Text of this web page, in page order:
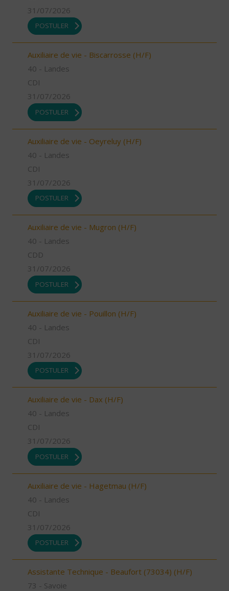
31/07/2026
POSTULER
Auxiliaire de vie - Biscarrosse (H/F)
40 - Landes
CDI
31/07/2026
POSTULER
Auxiliaire de vie - Oeyreluy (H/F)
40 - Landes
CDI
31/07/2026
POSTULER
Auxiliaire de vie - Mugron (H/F)
40 - Landes
CDD
31/07/2026
POSTULER
Auxiliaire de vie - Pouillon (H/F)
40 - Landes
CDI
31/07/2026
POSTULER
Auxiliaire de vie - Dax (H/F)
40 - Landes
CDI
31/07/2026
POSTULER
Auxiliaire de vie - Hagetmau (H/F)
40 - Landes
CDI
31/07/2026
POSTULER
Assistante Technique - Beaufort (73034) (H/F)
73 - Savoie